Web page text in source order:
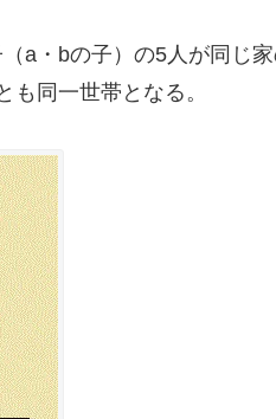
a・bの子）の5人が同じ
も同一世帯となる。